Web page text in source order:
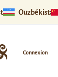
Ouzbékistan
Connexion